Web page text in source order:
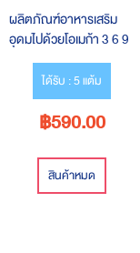
ผลิตภัณฑ์อาหารเสริม
อุดมไปด้วยโอเมก้า 3 6 9
บำรุงได้ทั้งสุขภาพและผิว
พรรณ จากสารสกัด
น้ำมันถั่วดาวอินคา
ได้รับ : 5 แต้ม
฿590.00
สินค้าหมด